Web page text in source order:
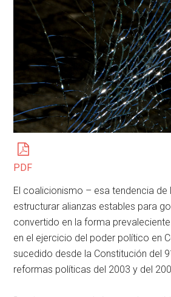
PDF
El coalicionismo – esa tendencia de
estructurar alianzas estables para
convertido en la forma
en el ejercicio del poder político en
sucedido desde la Constitución del
reformas políticas del 2003 y del